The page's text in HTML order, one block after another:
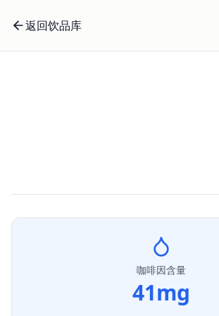
返回饮品库
咖啡因含量
41mg